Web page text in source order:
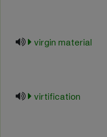
virgin material
virtification